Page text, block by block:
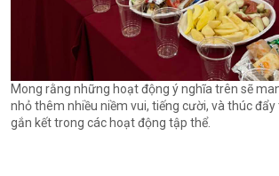
Mong rằng những hoạt động ý nghĩa trên sẽ
nhỏ thêm nhiều niềm vui, tiếng cười, và thúc
gắn kết trong các hoạt động tập thể.